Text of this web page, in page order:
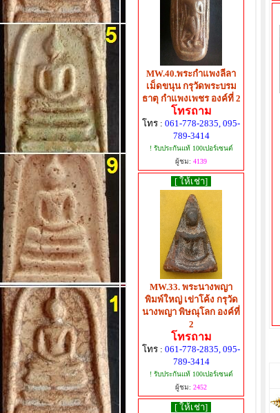
MW.40.พระกำแพงลีลา
เม็ดขนุน กรุวัดพระบรม
ธาตุ กำแพงเพชร องค์ที่ 2
โทรถาม
โทร : 061-778-2835, 095-
789-3414
! รับประกันแท้ 100เปอร์เซนต์
ผู้ชม: 4139
[ ให้เช่า]
MW.33. พระนางพญา
พิมพ์ใหญ่ เข่าโค้ง กรุวัด
นางพญา พิษณุโลก องค์ที่
2
โทรถาม
โทร : 061-778-2835, 095-
789-3414
! รับประกันแท้ 100เปอร์เซนต์
ผู้ชม: 2452
[ ให้เช่า]